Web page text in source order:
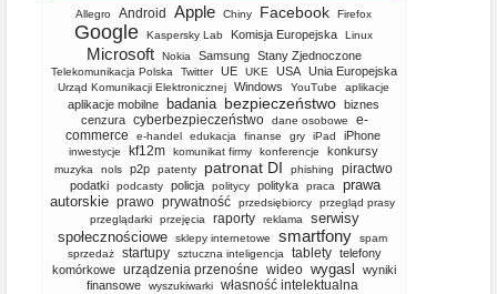
Allegro Android Apple Chiny Facebook Firefox
Google Kaspersky Lab Komisja Europejska Linux
Microsoft Nokia Samsung Stany Zjednoczone
Telekomunikacja Polska Twitter UE UKE USA Unia Europejska
Urząd Komunikacji Elektronicznej Windows YouTube aplikacje
aplikacje mobilne badania bezpieczeństwo biznes
cenzura cyberbezpieczeństwo dane osobowe
e-
commerce
e-handel edukacja finanse gry iPad iPhone
inwestycje kf12m komunikat firmy konferencje konkursy
muzyka nols p2p patenty patronat DI phishing piractwo
podatki podcasty policja politycy polityka praca
prawa
autorskie prawo prywatność przedsiębiorcy
przegląd prasy
przeglądarki
przejęcia raporty reklama
serwisy
społecznościowe
sklepy internetowe smartfony
spam
sprzedaż
startupy sztuczna inteligencja tablety telefony
komórkowe
urządzenia przenośne wideo wygasl
wyniki
finansowe
wyszukiwarki własność intelektualna